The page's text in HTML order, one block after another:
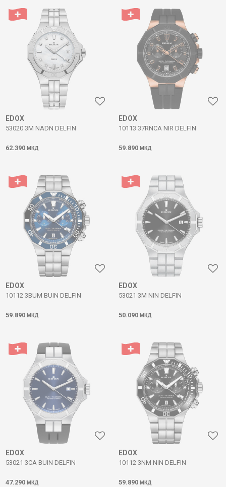
EDOX
53020 3M NADN DELFIN
62.390 МКД
EDOX
10113 37RNCA NIR DELFIN
59.890 МКД
EDOX
10112 3BUM BUIN DELFIN
59.890 МКД
EDOX
53021 3M NIN DELFIN
50.090 МКД
EDOX
53021 3CA BUIN DELFIN
47.290 МКД
EDOX
10112 3NM NIN DELFIN
59.890 МКД